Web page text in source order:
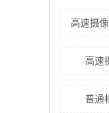
高速摄
高速
普通